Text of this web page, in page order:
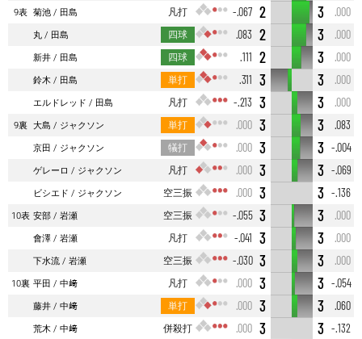
9表 菊池 田島 凡打 -.067 2 3
.000
丸
田島 四球 .083 2 3
.000
新井
田島 四球 .111 2 3
.000
鈴木
田島 単打 .311 3 3
.000
エルドレッド
田島 凡打 -.213 3 3
.000
9裏 大島 ジャクソン 単打 .000 3 3
.083
京田
ジャクソン 犠打 .000 3 3 -.004
ゲレーロ
ジャクソン 凡打 .000 3 3 -.069
ビシエド
ジャクソン 空三振 .000 3 3 -.136
10表 安部 岩瀬 空三振 -.055 3 3
.000
會澤
岩瀬 凡打 -.041 3 3
.000
下水流
岩瀬 空三振 -.030 3 3
.000
10裏 平田 中﨑 凡打 .000 3 3 -.054
藤井
中﨑 単打 .000 3 3
.060
荒木
中﨑 併殺打 .000 3 3 -.132